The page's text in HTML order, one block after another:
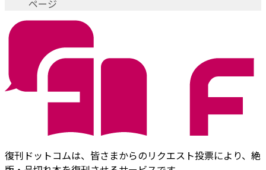
ページ
復刊ドットコムは、皆さまからのリクエスト投票により、絶